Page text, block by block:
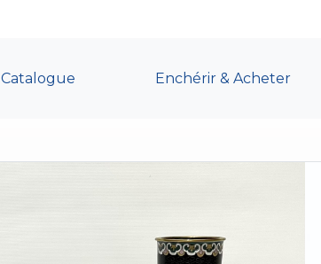
Catalogue Enchérir & Acheter